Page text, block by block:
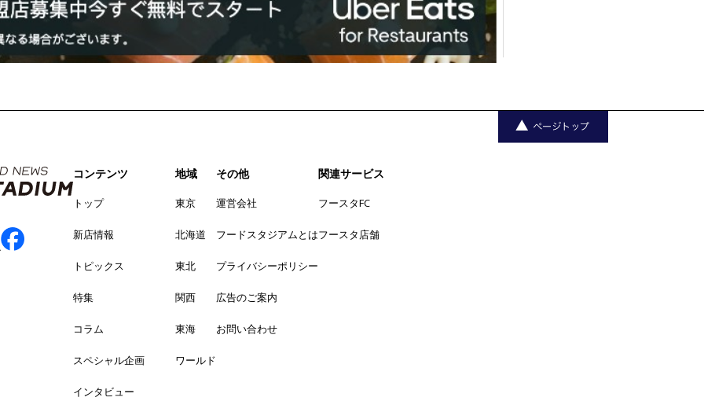
コンテンツ
トップ
新店情報
トピックス
特集
コラム
スペシャル企画
インタビュー
地域
東京
北海道
東北
関西
東海
ワールド
その他
運営会社
フードスタジアムとは
プライバシーポリシー
広告のご案内
お問い合わせ
関連サービス
フースタFC
フースタ店舗